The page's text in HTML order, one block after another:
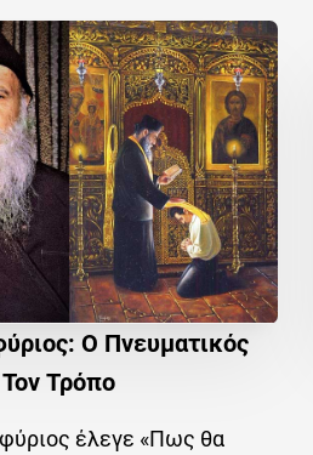
Ο Πνευματικός
Τρόπο
έλεγε «Πως θα